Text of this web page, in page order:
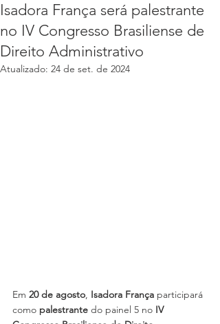
Isadora França será palestrante
no IV Congresso Brasiliense de
Direito Administrativo
Atualizado: 24 de set. de 2024
Em 20 de agosto, Isadora França participará
como palestrante do painel 5 no IV